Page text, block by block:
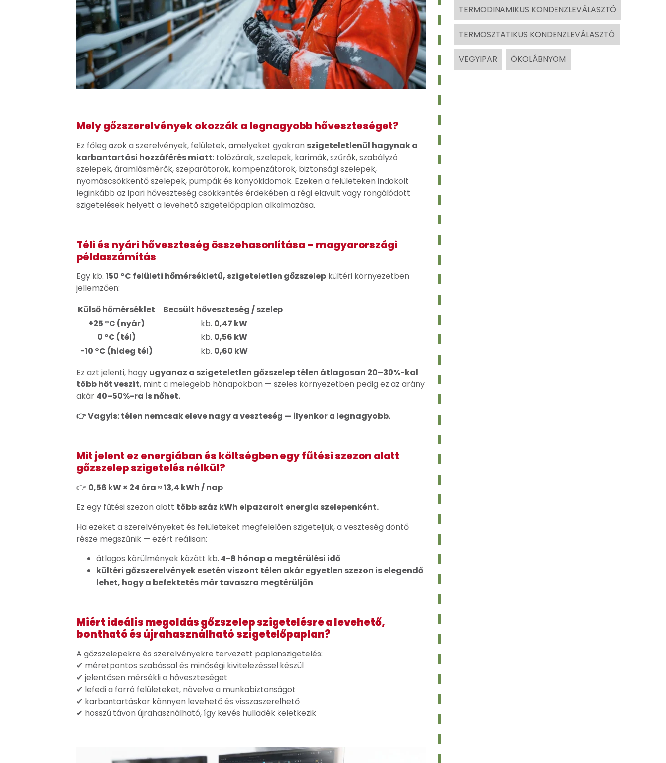
Mely gőzszerelvények okozzák a legnagyobb hőveszteséget?
Ez főleg azok a szerelvények, felületek, amelyeket gyakran szigeteletlenül hagynak a
karbantartási hozzáférés miatt: tolózárak, szelepek, karimák, szűrők, szabályzó
szelepek, áramlásmérők, szeparátorok, kompenzátorok, biztonsági szelepek,
nyomáscsökkentő szelepek, pumpák és könyökidomok. Ezeken a felületeken indokolt
leginkább az ipari hőveszteség csökkentés érdekében a régi elavult vagy rongálódott
szigetelések helyett a levehető szigetelőpaplan alkalmazása.
Téli és nyári hőveszteség összehasonlítása – magyarországi
példaszámítás
Egy kb. 150 °C felületi hőmérsékletű, szigeteletlen gőzszelep kültéri környezetben
jellemzően:
Külső hőmérséklet
Becsült hőveszteség / szelep
+25 °C (nyár)
kb. 0,47 kW
0 °C (tél)
kb. 0,56 kW
−10 °C (hideg tél)
kb. 0,60 kW
Ez azt jelenti, hogy ugyanaz a szigeteletlen gőzszelep télen átlagosan 20–30%-kal
több hőt veszít, mint a melegebb hónapokban — szeles környezetben pedig ez az arány
akár 40–50%-ra is nőhet.
👉 Vagyis:télen nemcsak eleve nagy a veszteség — ilyenkor a legnagyobb.
Mit jelent ez energiában és költségben egy fűtési szezon alatt
gőzszelep szigetelés nélkül?
👉 0,56 kW × 24 óra ≈ 13,4 kWh / nap
Ez egy fűtési szezon alatt több száz kWh elpazarolt energia szelepenként.
Ha ezeket a szerelvényeket és felületeket megfelelően szigeteljük, a veszteség döntő
része megszűnik — ezért reálisan:
átlagos körülmények között kb. 4-8 hónap a megtérülési idő
kültéri gőzszerelvények esetén viszont télen akár egyetlen szezon is elegendő
lehet, hogy a befektetés már tavaszra megtérüljön
Miért ideális megoldás gőzszelep szigetelésre a levehető,
bontható és újrahasználhatószigetelőpaplan?
A gőzszelepekre és szerelvényekre tervezett paplanszigetelés:
✔ méretpontos szabással és minőségi kivitelezéssel készül
✔ jelentősen mérsékli a hőveszteséget
✔ lefedi a forró felületeket, növelve a munkabiztonságot
✔ karbantartáskor könnyen levehető és visszaszerelhető
✔ hosszú távon újrahasználható, így kevés hulladék keletkezik
TERMODINAMIKUS KONDENZLEVÁLASZTÓ
TERMOSZTATIKUS KONDENZLEVÁLASZTÓ
VEGYIPAR ÖKOLÁBNYOM